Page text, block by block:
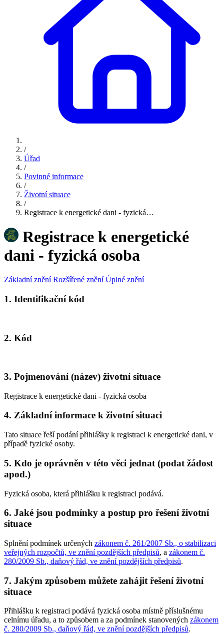
/
Úřad
/
Povinné informace
/
Životní situace
/
Registrace k energetické dani - fyzická…
Registrace k energetické
dani - fyzická osoba
Základní znění Rozšířené znění Úplné znění
1. Identifikační kód
2. Kód
3. Pojmenování (název) životní situace
Registrace k energetické dani - fyzická osoba
4. Základní informace k životní situaci
Tato situace řeší podání přihlášky k registraci k energetické dani, v
případě fyzické osoby.
5. Kdo je oprávněn v této věci jednat (podat žádost
apod.)
Fyzická osoba, která přihlášku k registraci podává.
6. Jaké jsou podmínky a postup pro řešení životní
situace
Splnění podmínek určených zákonem č. 261/2007 Sb., o stabilizaci
veřejných rozpočtů, ve znění pozdějších předpisů, a zákonem č.
280/2009 Sb., daňový řád, ve znění pozdějších předpisů.
7. Jakým způsobem můžete zahájit řešení životní
situace
Přihlášku k registraci podává fyzická osoba místně příslušnému
celnímu úřadu, a to způsobem a za podmínek stanovených zákonem
č. 280/2009 Sb., daňový řád, ve znění pozdějších předpisů.